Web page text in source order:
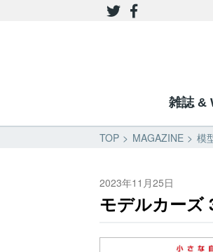
雑誌 &
TOP MAGAZINE 模
2023年11月25日
モデルカー